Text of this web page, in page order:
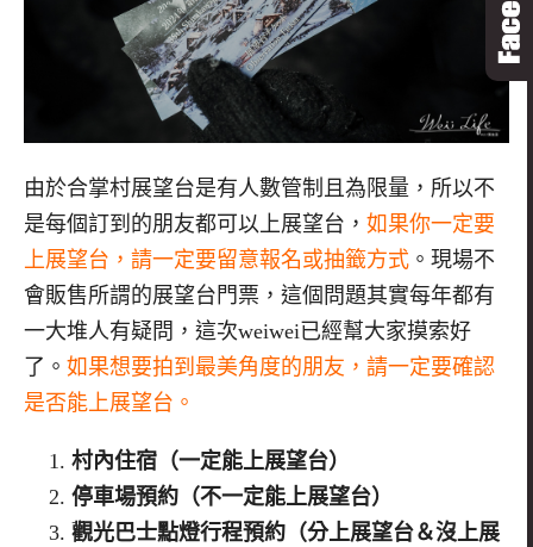
由於合掌村展望台是有人數管制且為限量，所以不
是每個訂到的朋友都可以上展望台， 如果你一定要
上展望台，請一定要留意報名或抽籤方式 。現場不
會販售所謂的展望台門票，這個問題其實每年都有
一大堆人有疑問，這次weiwei已經幫大家摸索好
了。 如果想要拍到最美角度的朋友，請一定要確認
是否能上展望台。
村內住宿（一定能上展望台）
停車場預約（不一定能上展望台）
觀光巴士點燈行程預約（分上展望台＆沒上展